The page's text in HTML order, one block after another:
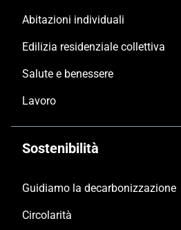
Abitazioni individuali
Edilizia residenziale collettiva
Salute e benessere
Lavoro
Sostenibilità
Guidiamo la decarbonizzazione
Circolarità